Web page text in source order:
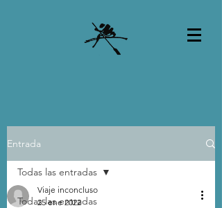
Entrada
Todas las entradas
Todas las entradas
Viaje inconcluso
25 ene 2022